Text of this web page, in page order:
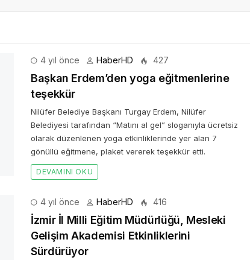
4 yıl önce HaberHD 427
Başkan Erdem’den yoga eğitmenlerine
teşekkür
Nilüfer Belediye Başkanı Turgay Erdem, Nilüfer
Belediyesi tarafından “Matını al gel” sloganıyla ücretsiz
olarak düzenlenen yoga etkinliklerinde yer alan 7
gönüllü eğitmene, plaket vererek teşekkür etti.
DEVAMINI OKU
4 yıl önce HaberHD 416
İzmir İl Milli Eğitim Müdürlüğü, Mesleki
Gelişim Akademisi Etkinliklerini
Sürdürüyor